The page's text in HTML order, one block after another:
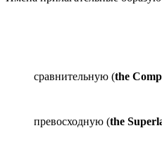
сравнительную (the
превосходную (the